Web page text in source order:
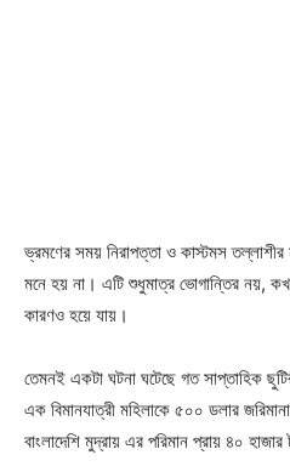
ভ্রমণের সময় নিরাপত্তা ও কাস্টমস
মনে হয় না। এটি শুধুমাত্র ভোগান্তির নয়,
কারণও হয়ে যায়।
তেমনই একটা ঘটনা ঘটেছে গত সাপ্তাহিক
এক বিমানযাত্রী মহিলাকে ৫০০ ডলার
বাংলাদেশি মুদ্রায় এর পরিমান প্রায় ৪০ হাজার